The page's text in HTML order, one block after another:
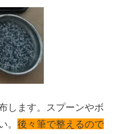
します。スプーンやボ
。後々筆で整えるので